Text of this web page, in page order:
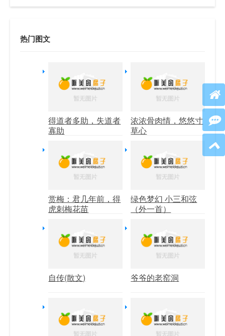
热门图文
得道者多助，失道者
寡助
浓浓骨肉情，悠悠寸
草心
赏梅：君几年前，得
虎刺梅花苗
绿色梦幻 小三和弦
（外一首）
自传(散文) 爷爷的老窑洞